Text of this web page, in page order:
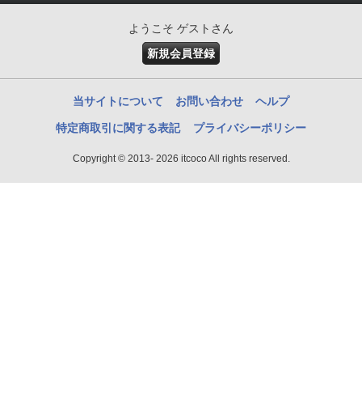
ようこそ ゲストさん
新規会員登録
当サイトについて お問い合わせ ヘルプ
特定商取引に関する表記 プライバシーポリシー
Copyright © 2013- 2026 itcoco All rights reserved.